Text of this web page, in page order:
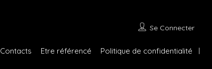
Se Connecter
Contacts Etre référencé Politique de confidentialité